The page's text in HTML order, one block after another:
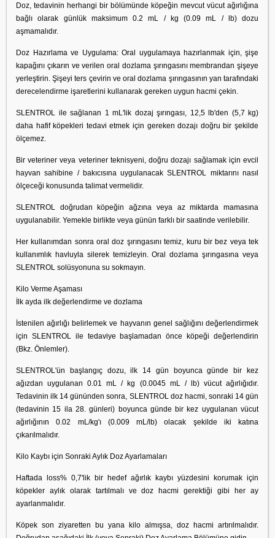
Doz, tedavinin herhangi bir bölümünde köpeğin mevcut vücut ağırlığına
bağlı olarak günlük maksimum 0.2 mL / kg (0.09 mL / lb) dozu
aşmamalıdır.
Doz Hazırlama ve Uygulama: Oral uygulamaya hazırlanmak için, şişe
kapağını çıkarın ve verilen oral dozlama şırıngasını membrandan şişeye
yerleştirin. Şişeyi ters çevirin ve oral dozlama şırıngasının yan tarafındaki
derecelendirme işaretlerini kullanarak gereken uygun hacmi çekin.
SLENTROL ile sağlanan 1 mL'lik dozaj şırıngası, 12,5 lb'den (5,7 kg)
daha hafif köpekleri tedavi etmek için gereken dozajı doğru bir şekilde
ölçemez.
Bir veteriner veya veteriner teknisyeni, doğru dozajı sağlamak için evcil
hayvan sahibine / bakıcısına uygulanacak SLENTROL miktarını nasıl
ölçeceği konusunda talimat vermelidir.
SLENTROL doğrudan köpeğin ağzına veya az miktarda mamasına
uygulanabilir. Yemekle birlikte veya günün farklı bir saatinde verilebilir.
Her kullanımdan sonra oral doz şırıngasını temiz, kuru bir bez veya tek
kullanımlık havluyla silerek temizleyin. Oral dozlama şırıngasına veya
SLENTROL solüsyonuna su sokmayın.
Kilo Verme Aşaması
İlk ayda ilk değerlendirme ve dozlama
İstenilen ağırlığı belirlemek ve hayvanın genel sağlığını değerlendirmek
için SLENTROL ile tedaviye başlamadan önce köpeği değerlendirin
(Bkz. Önlemler).
SLENTROL'ün başlangıç ​​dozu, ilk 14 gün boyunca günde bir kez
ağızdan uygulanan 0.01 mL / kg (0.0045 mL / lb) vücut ağırlığıdır.
Tedavinin ilk 14 gününden sonra, SLENTROL doz hacmi, sonraki 14 gün
(tedavinin 15 ila 28. günleri) boyunca günde bir kez uygulanan vücut
ağırlığının 0.02 mL/kg'ı (0.009 mL/lb) olacak şekilde iki katına
çıkarılmalıdır.
Kilo Kaybı için Sonraki Aylık Doz Ayarlamaları
Haftada loss% 0,7'lik bir hedef ağırlık kaybı yüzdesini korumak için
köpekler aylık olarak tartılmalı ve doz hacmi gerektiği gibi her ay
ayarlanmalıdır.
Köpek son ziyaretten bu yana kilo almışsa, doz hacmi artırılmalıdır.